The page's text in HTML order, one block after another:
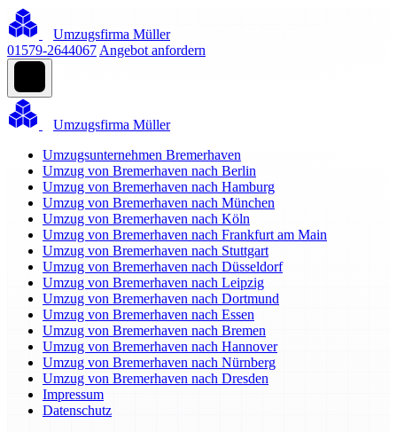
Umzugsfirma Müller
01579-2644067 Angebot anfordern
Umzugsfirma Müller
Umzugsunternehmen Bremerhaven
Umzug von Bremerhaven nach Berlin
Umzug von Bremerhaven nach Hamburg
Umzug von Bremerhaven nach München
Umzug von Bremerhaven nach Köln
Umzug von Bremerhaven nach Frankfurt am Main
Umzug von Bremerhaven nach Stuttgart
Umzug von Bremerhaven nach Düsseldorf
Umzug von Bremerhaven nach Leipzig
Umzug von Bremerhaven nach Dortmund
Umzug von Bremerhaven nach Essen
Umzug von Bremerhaven nach Bremen
Umzug von Bremerhaven nach Hannover
Umzug von Bremerhaven nach Nürnberg
Umzug von Bremerhaven nach Dresden
Impressum
Datenschutz